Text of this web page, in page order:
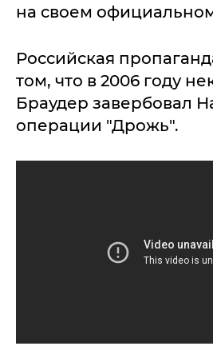
на своем
Российская
том, что в 2006 году
Браудер завербовал
операции "Дрожь".